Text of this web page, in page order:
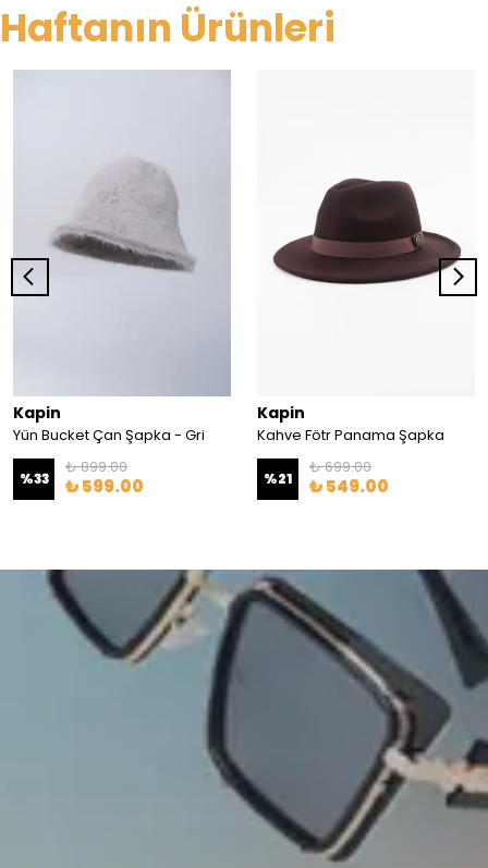
Haftanın Ürünleri
Kapin
Yün Bucket Çan Şapka - Gri
%33
₺ 899.00
₺ 599.00
Kapin
Kahve Fötr Panama Şapka
%21
₺ 699.00
₺ 549.00